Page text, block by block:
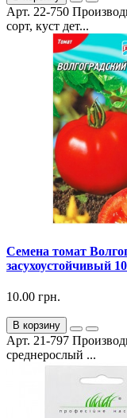
Арт. 22-750
сорт, куст дет...
Семена томат
засухоустойчивый
10.00 грн.
В корзину
Арт. 21-797
среднерослый ...